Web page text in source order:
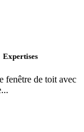
Expertises
fenêtre de toit avec